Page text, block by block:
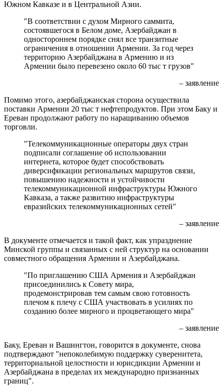
Южном Кавказе и в Центральной Азии.
"В соответствии с духом Мирного саммита,
состоявшегося в Белом доме, Азербайджан в
одностороннем порядке снял все транзитные
ограничения в отношении Армении. За год через
территорию Азербайджана в Армению и из
Армении было перевезено около 60 тыс т грузов"
– заявление
Помимо этого, азербайджанская сторона осуществила
поставки Армении 20 тыс т нефтепродуктов. При этом Баку и
Ереван продолжают работу по наращиванию объемов
торговли.
"Телекоммуникационные операторы двух стран
подписали соглашение об использовании
интернета, которое будет способствовать
диверсификации региональных маршрутов связи,
повышению надежности и устойчивости
телекоммуникационной инфраструктуры Южного
Кавказа, а также развитию инфраструктуры
евразийских телекоммуникационных сетей"
– заявление
В документе отмечается и такой факт, как упразднение
Минской группы и связанных с ней структур на основании
совместного обращения Армении и Азербайджана.
"По приглашению США Армения и Азербайджан
присоединились к Совету мира,
продемонстрировав тем самым свою готовность
плечом к плечу с США участвовать в усилиях по
созданию более мирного и процветающего мира"
– заявление
Баку, Ереван и Вашингтон, говорится в документе, снова
подтверждают "непоколебимую поддержку суверенитета,
территориальной целостности и юрисдикции Армении и
Азербайджана в пределах их международно признанных
границ".